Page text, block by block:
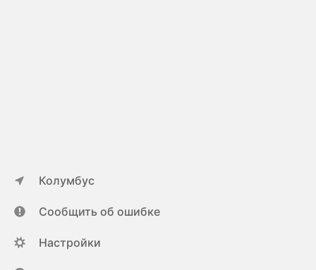
Колумбус
Сообщить об ошибке
Настройки